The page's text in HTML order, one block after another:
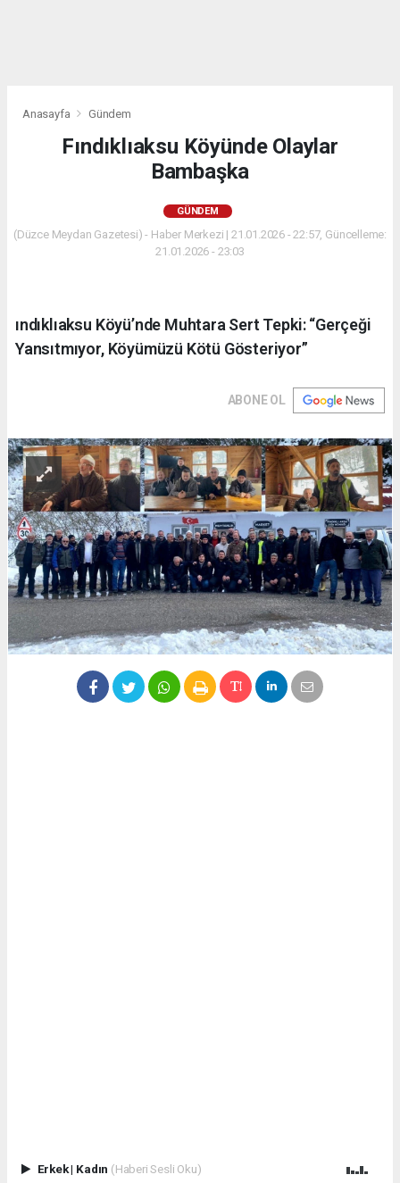
Anasayfa Gündem
Fındıklıaksu Köyünde Olaylar
Bambaşka
GÜNDEM
(Düzce Meydan Gazetesi) - Haber Merkezi | 21.01.2026 - 22:57, Güncelleme:
21.01.2026 - 23:03
ındıklıaksu Köyü’nde Muhtara Sert Tepki: “Gerçeği
Yansıtmıyor, Köyümüzü Kötü Gösteriyor”
ABONE OL
Erkek| Kadın (Haberi Sesli Oku)